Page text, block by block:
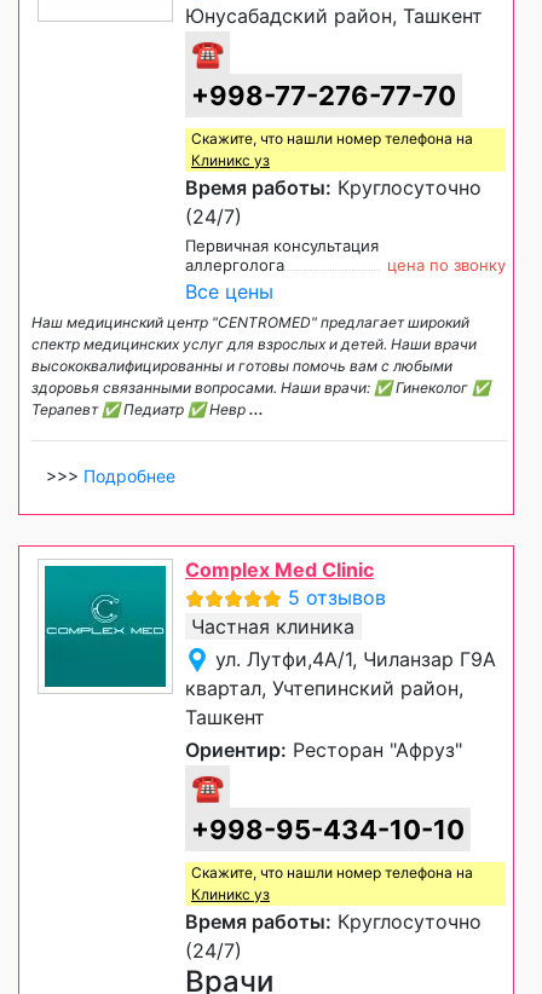
Юнусабадский район, Ташкент
☎
+998-77-276-77-70
Скажите, что нашли номер телефона на
Клиникс уз
Время работы: Круглосуточно
(24/7)
Первичная консультация
аллерголога
цена по звонку
Все цены
Наш медицинский центр "CENTROMED" предлагает широкий
спектр медицинских услуг для взрослых и детей. Наши врачи
высококвалифицированны и готовы помочь вам с любыми
здоровья связанными вопросами. Наши врачи: ✅ Гинеколог ✅
Терапевт ✅ Педиатр ✅ Невр ...
>>> Подробнее
Complex Med Clinic
5 отзывов
Частная клиника
ул. Лутфи,4A/1, Чиланзар Г9А
квартал, Учтепинский район,
Ташкент
Ориентир: Ресторан "Афруз"
☎
+998-95-434-10-10
Скажите, что нашли номер телефона на
Клиникс уз
Время работы: Круглосуточно
(24/7)
Врачи